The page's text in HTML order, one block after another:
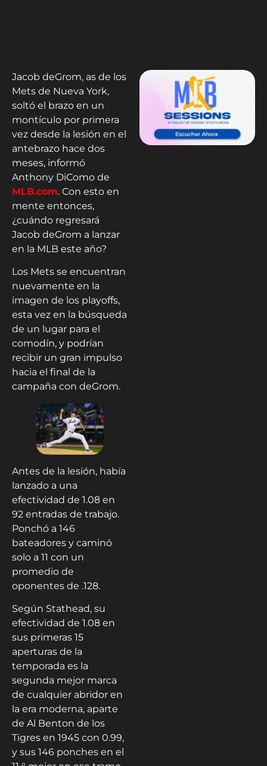
Jacob deGrom, as de los
Mets de Nueva York,
soltó el brazo en un
montículo por primera
vez desde la lesión en el
antebrazo hace dos
meses, informó
Anthony DiComo de
MLB.com. Con esto en
mente entonces,
¿cuándo regresará
Jacob deGrom a lanzar
en la MLB este año?
Los Mets se encuentran
nuevamente en la
imagen de los playoffs,
esta vez en la búsqueda
de un lugar para el
comodín, y podrían
recibir un gran impulso
hacia el final de la
campaña con deGrom.
Antes de la lesión, había
lanzado a una
efectividad de 1.08 en
92 entradas de trabajo.
Ponchó a 146
bateadores y caminó
solo a 11 con un
promedio de
oponentes de .128.
Según Stathead, su
efectividad de 1.08 en
sus primeras 15
aperturas de la
temporada es la
segunda mejor marca
de cualquier abridor en
la era moderna, aparte
de Al Benton de los
Tigres en 1945 con 0.99,
y sus 146 ponches en el